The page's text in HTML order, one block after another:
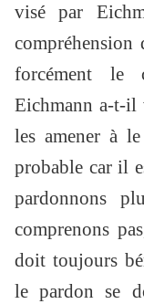
visé par
compréhension
forcément le
Eichmann a-t-il
les amener à
probable car il
pardonnons
comprenons
doit toujours
le pardon se